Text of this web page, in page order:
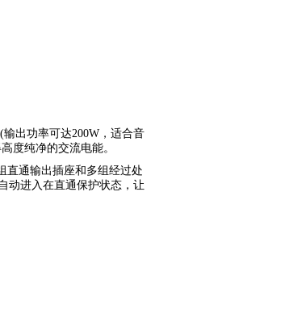
出功率可达200W，适合音
度纯净的交流电能。
直通输出插座和多组经过处
动进入在直通保护状态，让